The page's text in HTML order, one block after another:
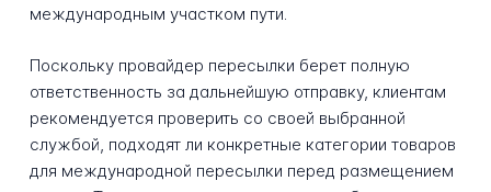
международным участком пути.
Поскольку провайдер пересылки берет полную
ответственность за дальнейшую отправку, клиентам
рекомендуется проверить со своей выбранной
службой, подходят ли конкретные категории товаров
для международной пересылки перед размещением